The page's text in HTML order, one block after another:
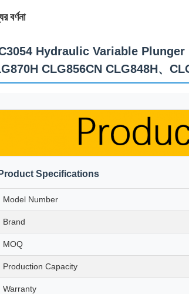
বর্ণনা
Hydraulic Variable Plunger
CLG856CN CLG848H、
Product Specifications
Model Number
Brand
MOQ
Production Capacity
Warranty